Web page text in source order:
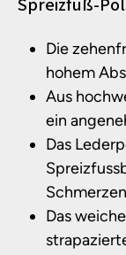
Die
hohem
Aus
ein
Das
Schmerzen
Das